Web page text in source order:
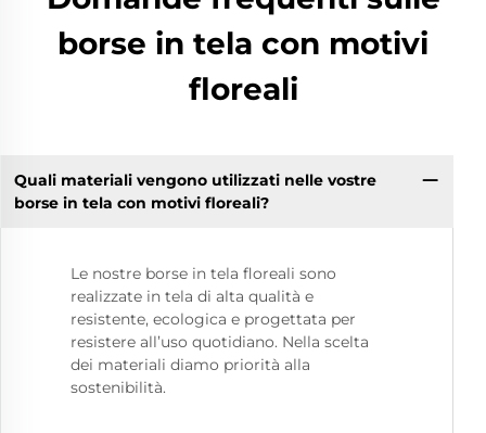
borse in tela con motivi
floreali
Quali materiali vengono utilizzati nelle vostre
borse in tela con motivi floreali?
Le nostre borse in tela floreali sono
realizzate in tela di alta qualità e
resistente, ecologica e progettata per
resistere all’uso quotidiano. Nella scelta
dei materiali diamo priorità alla
sostenibilità.